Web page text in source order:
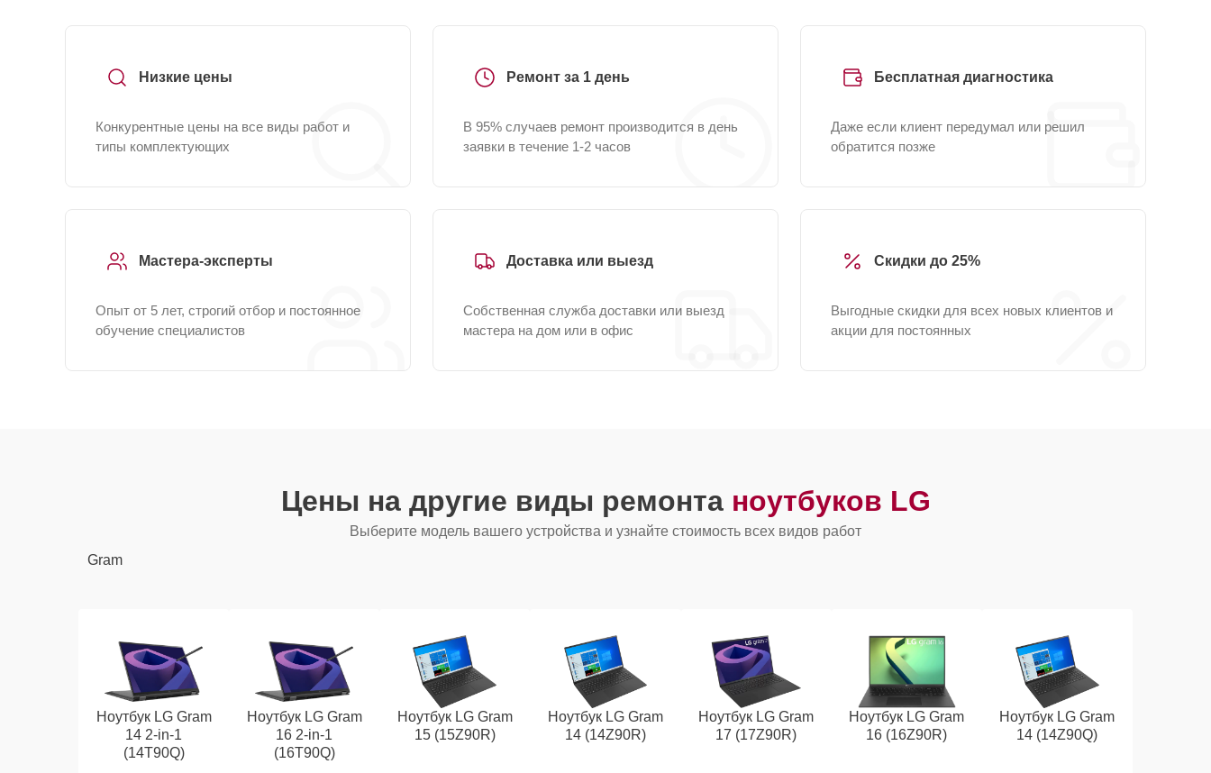
Низкие цены
Конкурентные цены на все виды работ и
типы комплектующих
Ремонт за 1 день
В 95% случаев ремонт производится в день
заявки в течение 1-2 часов
Бесплатная диагностика
Даже если клиент передумал или решил
обратится позже
Мастера-эксперты
Опыт от 5 лет, строгий отбор и постоянное
обучение специалистов
Доставка или выезд
Собственная служба доставки или выезд
мастера на дом или в офис
Скидки до 25%
Выгодные скидки для всех новых клиентов и
акции для постоянных
Цены на другие виды ремонта ноутбуков LG
Выберите модель вашего устройства и узнайте стоимость всех видов работ
Gram
Ноутбук LG Gram
14 2-in-1
(14T90Q)
Ноутбук LG Gram
16 2-in-1
(16T90Q)
Ноутбук LG Gram
15 (15Z90R)
Ноутбук LG Gram
14 (14Z90R)
Ноутбук LG Gram
17 (17Z90R)
Ноутбук LG Gram
16 (16Z90R)
Ноутбук LG Gram
14 (14Z90Q)